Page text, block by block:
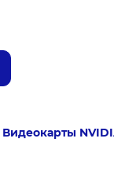
Видеокарты